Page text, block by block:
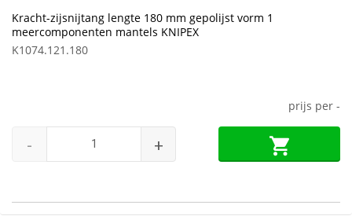
Kracht-zijsnijtang lengte 180 mm gepolijst vorm 1
meercomponenten mantels KNIPEX
K1074.121.180
prijs per -
- +